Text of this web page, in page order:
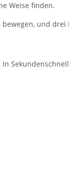
Weise finden.
und
In